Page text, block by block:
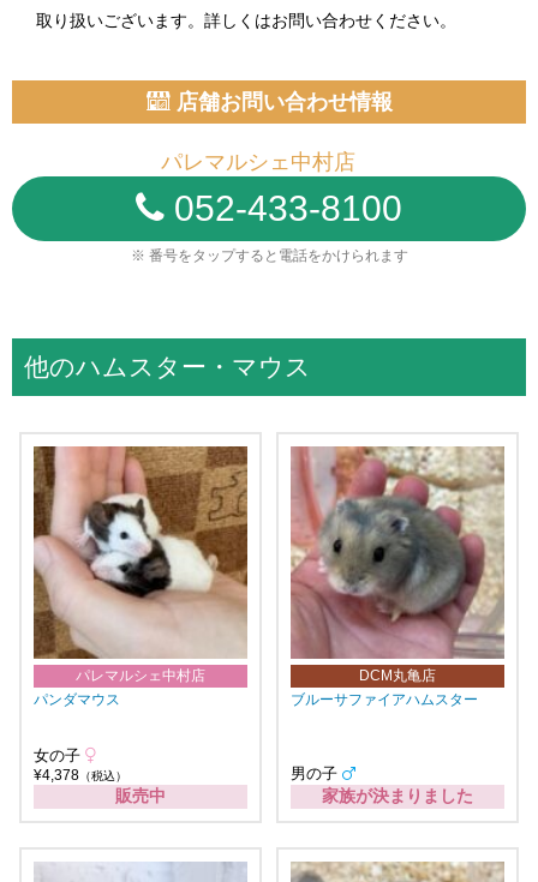
取り扱いございます。詳しくはお問い合わせください。
店舗お問い合わせ情報
パレマルシェ中村店
052-433-8100
※ 番号をタップすると電話をかけられます
他のハムスター・マウス
パレマルシェ中村店
パンダマウス
女の子
¥4,378 （税込）
販売中
DCM丸亀店
ブルーサファイアハムスター
男の子
家族が決まりました